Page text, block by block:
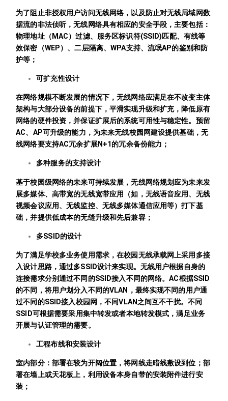
为了阻止非授权用户访问无线网络，以及防止对无线局域网数
据流的非法侦听，无线网络具有相应的安全手段，主要包括：
物理地址（MAC）过滤、服务区标识符(SSID)匹配、有线等
效保密（WEP）、二层隔离、WPA支持、流氓AP的鉴别和防
护等；
可扩充性设计
在网络规模不断发展的情况下，无线网络应满足在不改变主体
架构与大部分设备的前提下，平滑实现升级和扩充，降低原有
网络的硬件投资，并保证扩展后的系统可用性与稳定性。预留
AC、AP可升级的能力，为未来无线校园网建设提供基础，无
线网络要支持AC冗余扩展N+1的冗余备份能力；
多种服务的支持设计
基于校园级网络的未来可持续发展，无线网络规划应为未来发
展多媒体、高带宽的无线宽带应用（如，无线语音应用、无线
视频会议应用、无线监控、无线多媒体通信应用等）打下基
础，并提供低成本的无缝升级和先后兼容；
多SSID的设计
为了满足学校多业务使用需求，在校园无线承载网上采用多接
入设计思路，通过多SSID设计来实现。无线用户根据自身的
连接需求分别通过不同的SSID接入不同的网络。AC根据SSID
的不同，将用户划分入不同的VLAN，最终实现不同的用户通
过不同的SSID接入校园网，不同VLAN之间互不干扰。不同
SSID可根据需要采用集中转发或者本地转发模式，满足业务
开展与认证管理的需要。
工程布线和安装设计
室内部分：部署在较为开阔位置，将网线走暗线敷设到位；部
署在墙上或天花板上，利用设备本身自带的安装附件进行安
装；